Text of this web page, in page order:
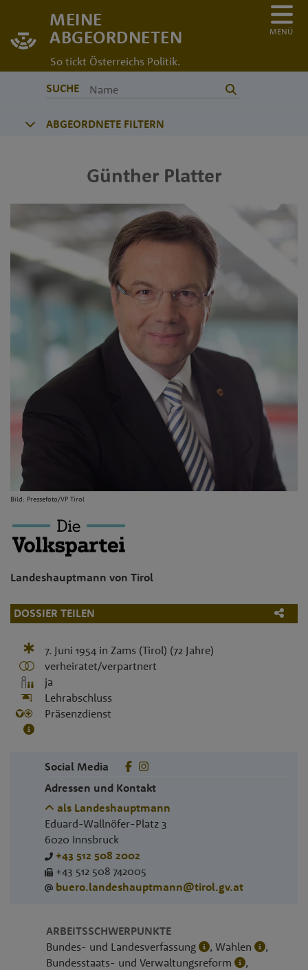
MEINE
ABGEORDNETEN
So tickt Österreichs Politik.
MENÜ
SUCHE
ABGEORDNETE FILTERN
Günther Platter
Bild: Pressefoto/VP Tirol
Landeshauptmann von Tirol
DOSSIER TEILEN
7. Juni 1954in Zams (Tirol) (72 Jahre)
verheiratet/verpartnert
ja
Lehrabschluss
Präsenzdienst
Social Media
Adressen und Kontakt
als Landeshauptmann
Eduard-Wallnöfer-Platz 3
6020 Innsbruck
+43 512 508 2002
+43 512 508 742005
buero.landeshauptmann@tirol.gv.at
ARBEITSSCHWERPUNKTE
Bundes- und Landesverfassung
, Wahlen
,
Bundesstaats- und Verwaltungsreform
,